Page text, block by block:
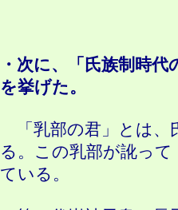
・次に、「氏族制時
を挙げた。
「乳部の君」とは、
る。この乳部が訛っ
ている。